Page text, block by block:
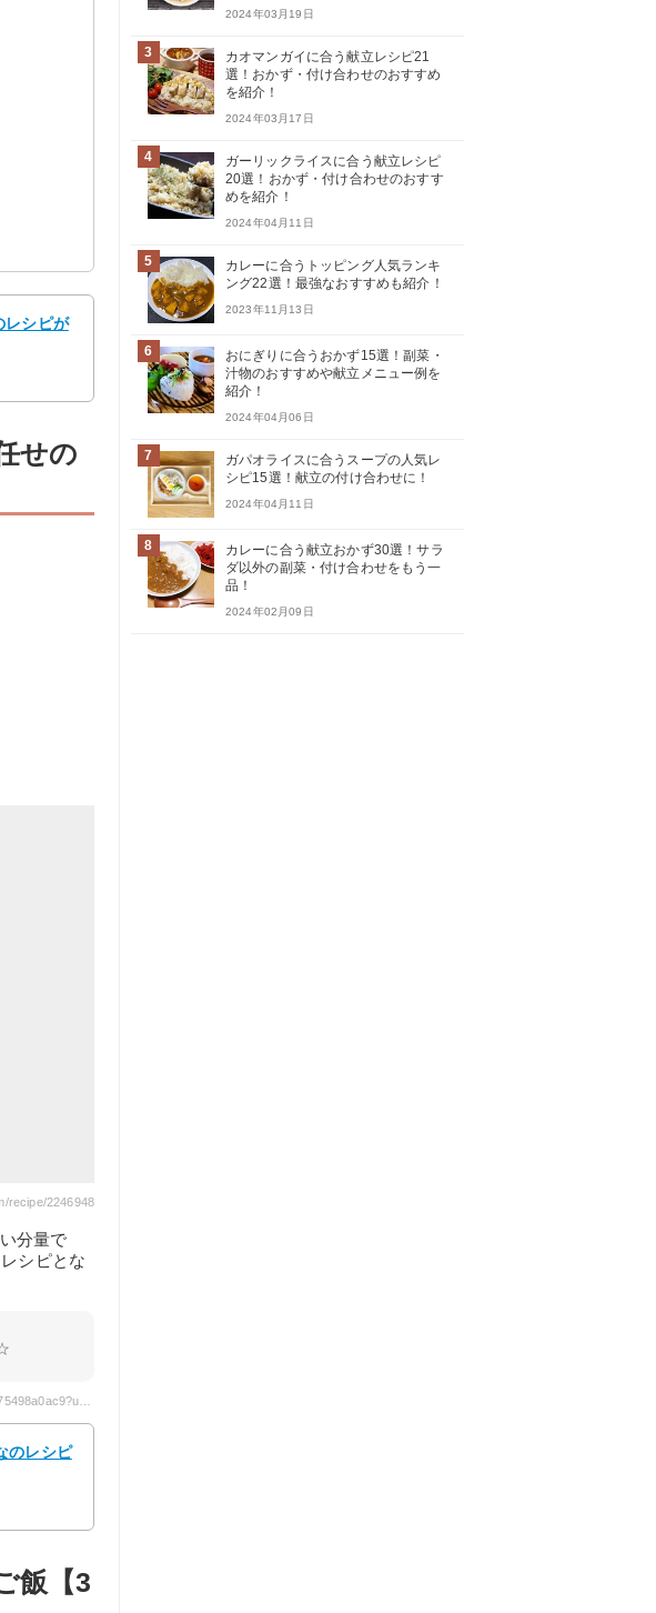
レシピが
せの
recipe/2246948
分量で
シピとな
のレシピ
飯【3
2024年03月19日
3
カオマンガイに合う献立レシピ21
選！おかず・付け合わせのおすすめ
を紹介！
2024年03月17日
4
ガーリックライスに合う献立レシピ
20選！おかず・付け合わせのおすす
めを紹介！
2024年04月11日
5
カレーに合うトッピング人気ランキ
ング22選！最強なおすすめも紹介！
2023年11月13日
6
おにぎりに合うおかず15選！副菜・
汁物のおすすめや献立メニュー例を
紹介！
2024年04月06日
7
ガパオライスに合うスープの人気レ
シピ15選！献立の付け合わせに！
2024年04月11日
8
カレーに合う献立おかず30選！サラ
ダ以外の副菜・付け合わせをもう一
品！
2024年02月09日